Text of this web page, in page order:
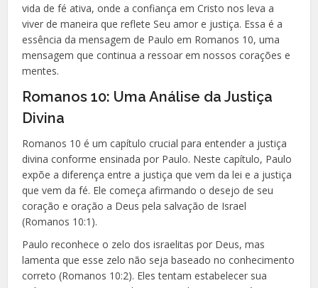
vida de fé ativa, onde a confiança em Cristo nos leva a
viver de maneira que reflete Seu amor e justiça. Essa é a
essência da mensagem de Paulo em Romanos 10, uma
mensagem que continua a ressoar em nossos corações e
mentes.
Romanos 10: Uma Análise da Justiça
Divina
Romanos 10 é um capítulo crucial para entender a justiça
divina conforme ensinada por Paulo. Neste capítulo, Paulo
expõe a diferença entre a justiça que vem da lei e a justiça
que vem da fé. Ele começa afirmando o desejo de seu
coração e oração a Deus pela salvação de Israel
(Romanos 10:1).
Paulo reconhece o zelo dos israelitas por Deus, mas
lamenta que esse zelo não seja baseado no conhecimento
correto (Romanos 10:2). Eles tentam estabelecer sua